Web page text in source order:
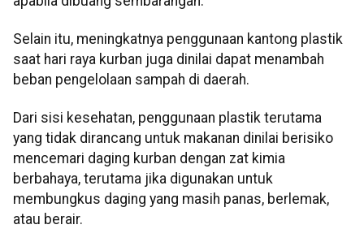
Selain itu, meningkatnya penggunaan kantong plastik
saat hari raya kurban juga dinilai dapat menambah
beban pengelolaan sampah di daerah.
Dari sisi kesehatan, penggunaan plastik terutama
yang tidak dirancang untuk makanan dinilai berisiko
mencemari daging kurban dengan zat kimia
berbahaya, terutama jika digunakan untuk
membungkus daging yang masih panas, berlemak,
atau berair.